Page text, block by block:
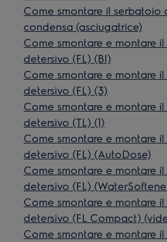
Come smontare il serbatoio
condensa (asciugatrice)
Come smontare e montare
detersivo (FL) (BI)
Come smontare e montare
detersivo (FL) (3)
Come smontare e montare
detersivo (TL) (1)
Come smontare e montare
detersivo (FL) (AutoDose)
Come smontare e montare
detersivo (FL)
Come smontare e montare
detersivo (FL Compact)
Come smontare e montare